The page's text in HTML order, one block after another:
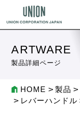
ARTWARE
製品詳細ページ
HOME 製品
レバーハンドル